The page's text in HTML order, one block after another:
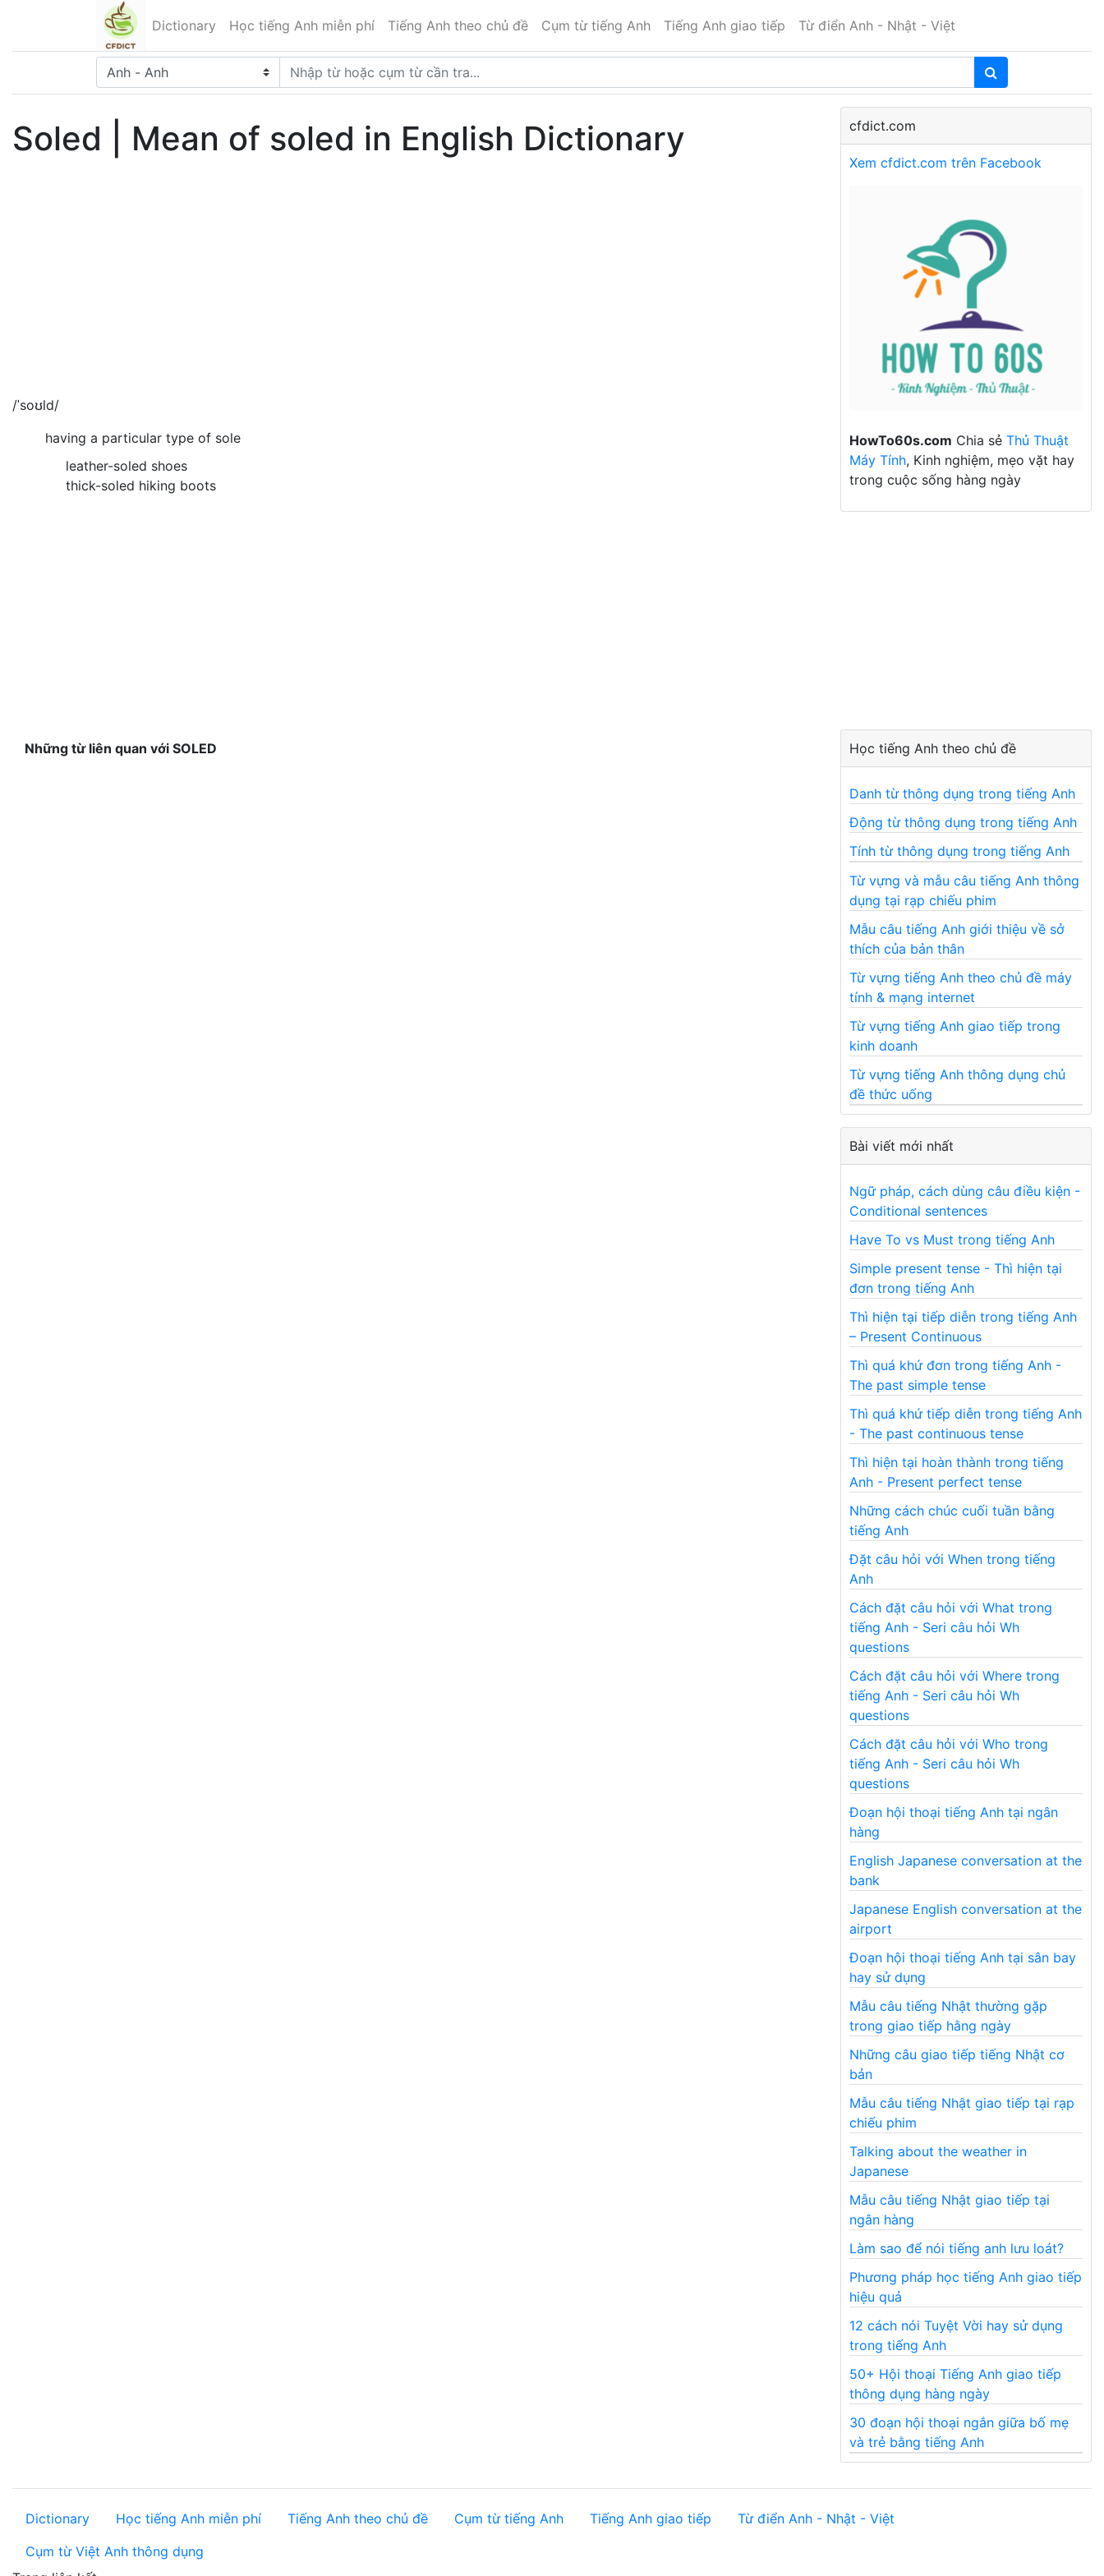
Dictionary Học tiếng Anh miễn phí Tiếng Anh theo chủ đề Cụm từ tiếng Anh Tiếng Anh giao tiếp Từ điển Anh - Nhật - Việt
Soled | Mean of soled in English Dictionary
/ˈsoʊld/
having a particular type of sole
leather-soled shoes
thick-soled hiking boots
Những từ liên quan với SOLED
cfdict.com
Xem cfdict.com trên Facebook
HowTo60s.com Chia sẻ Thủ Thuật
Máy Tính, Kinh nghiệm, mẹo vặt hay
trong cuộc sống hàng ngày
Học tiếng Anh theo chủ đề
Danh từ thông dụng trong tiếng Anh
Động từ thông dụng trong tiếng Anh
Tính từ thông dụng trong tiếng Anh
Từ vựng và mẫu câu tiếng Anh thông
dụng tại rạp chiếu phim
Mẫu câu tiếng Anh giới thiệu về sở
thích của bản thân
Từ vựng tiếng Anh theo chủ đề máy
tính & mạng internet
Từ vựng tiếng Anh giao tiếp trong
kinh doanh
Từ vựng tiếng Anh thông dụng chủ
đề thức uống
Bài viết mới nhất
Ngữ pháp, cách dùng câu điều kiện -
Conditional sentences
Have To vs Must trong tiếng Anh
Simple present tense - Thì hiện tại
đơn trong tiếng Anh
Thì hiện tại tiếp diễn trong tiếng Anh
– Present Continuous
Thì quá khứ đơn trong tiếng Anh -
The past simple tense
Thì quá khứ tiếp diễn trong tiếng Anh
- The past continuous tense
Thì hiện tại hoàn thành trong tiếng
Anh - Present perfect tense
Những cách chúc cuối tuần bằng
tiếng Anh
Đặt câu hỏi với When trong tiếng
Anh
Cách đặt câu hỏi với What trong
tiếng Anh - Seri câu hỏi Wh
questions
Cách đặt câu hỏi với Where trong
tiếng Anh - Seri câu hỏi Wh
questions
Cách đặt câu hỏi với Who trong
tiếng Anh - Seri câu hỏi Wh
questions
Đoạn hội thoại tiếng Anh tại ngân
hàng
English Japanese conversation at the
bank
Japanese English conversation at the
airport
Đoạn hội thoại tiếng Anh tại sân bay
hay sử dụng
Mẫu câu tiếng Nhật thường gặp
trong giao tiếp hằng ngày
Những câu giao tiếp tiếng Nhật cơ
bản
Mẫu câu tiếng Nhật giao tiếp tại rạp
chiếu phim
Talking about the weather in
Japanese
Mẫu câu tiếng Nhật giao tiếp tại
ngân hàng
Làm sao để nói tiếng anh lưu loát?
Phương pháp học tiếng Anh giao tiếp
hiệu quả
12 cách nói Tuyệt Vời hay sử dụng
trong tiếng Anh
50+ Hội thoại Tiếng Anh giao tiếp
thông dụng hàng ngày
30 đoạn hội thoại ngắn giữa bố mẹ
và trẻ bằng tiếng Anh
Dictionary Học tiếng Anh miễn phí Tiếng Anh theo chủ đề Cụm từ tiếng Anh Tiếng Anh giao tiếp
Từ điển Anh - Nhật - Việt
Cụm từ Việt Anh thông dụng